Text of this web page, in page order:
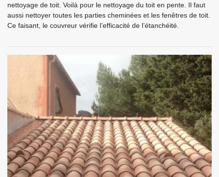
nettoyage de toit. Voilà pour le nettoyage du toit en pente. Il faut
aussi nettoyer toutes les parties cheminées et les fenêtres de toit.
Ce faisant, le couvreur vérifie l’efficacité de l’étanchéité.